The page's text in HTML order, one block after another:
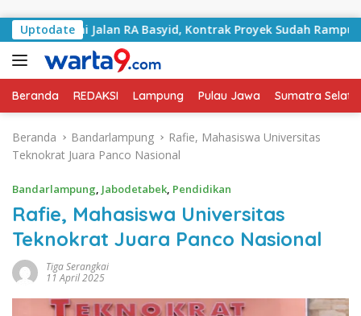
UptodateJalan RA Basyid, Kontrak Proyek Sudah Rampung
Beranda REDAKSI Lampung Pulau Jawa Sumatra
Beranda Bandarlampung
Rafie, Mahasiswa Universitas
Teknokrat Juara Panco Nasional
Bandarlampung, Jabodetabek, Pendidikan
Rafie, Mahasiswa Universitas
Teknokrat Juara Panco Nasional
Tiga Serangkai
11 April 2025